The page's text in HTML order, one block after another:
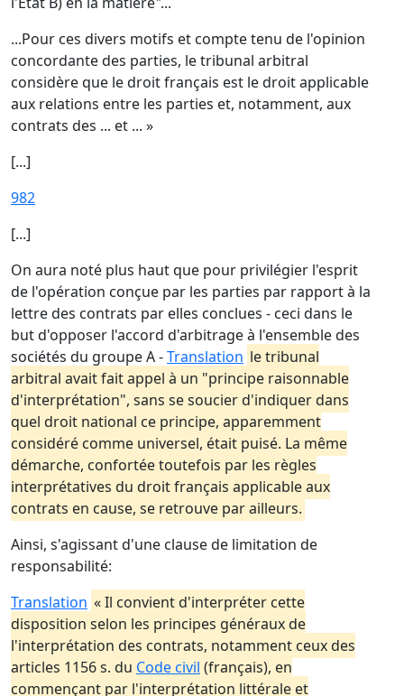
...Pour ces divers motifs et compte tenu de l'opinion
concordante des parties, le tribunal arbitral
considère que le droit français est le droit applicable
aux relations entre les parties et, notamment, aux
contrats des ... et ... »
[...]
982
[...]
On aura noté plus haut que pour privilégier l'esprit
de l'opération conçue par les parties par rapport à la
lettre des contrats par elles conclues - ceci dans le
but d'opposer l'accord d'arbitrage à l'ensemble des
sociétés du groupe A -Translation le tribunal
arbitral avait fait appel à un "principe raisonnable
d'interprétation", sans se soucier d'indiquer dans
quel droit national ce principe, apparemment
considéré comme universel, était puisé. La même
démarche, confortée toutefois par les règles
interprétatives du droit français applicable aux
contrats en cause, se retrouve par ailleurs.
Ainsi, s'agissant d'une clause de limitation de
responsabilité:
Translation « Il convient d'interpréter cette
disposition selon les principes généraux de
l'interprétation des contrats, notamment ceux des
articles 1156 s. du Code civil (français), en
commençant par l'interprétation littérale et